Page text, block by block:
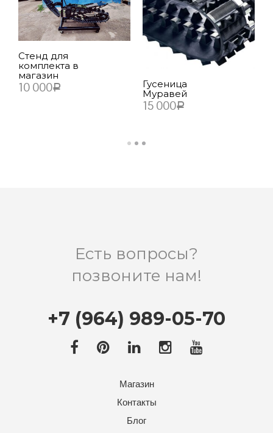
Стенд для
комплекта в
магазин
10 000Р
Гусеница
Муравей
15 000Р
Есть вопросы?
позвоните нам!
+7 (964) 989-05-70
Магазин
Контакты
Блог